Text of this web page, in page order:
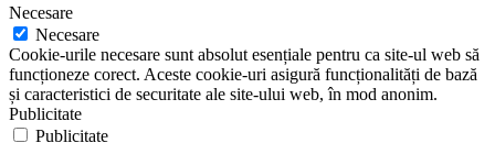
Necesare
Necesare
Cookie-urile necesare sunt absolut esențiale pentru ca site-ul web să
funcționeze corect. Aceste cookie-uri asigură funcționalități de bază
și caracteristici de securitate ale site-ului web, în mod anonim.
Publicitate
Publicitate